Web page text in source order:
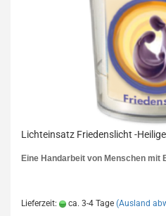
Lichteinsatz Friedenslicht -
Eine Handarbeit von Menschen mit
Lieferzeit: ca. 3-4 Tage (Ausland